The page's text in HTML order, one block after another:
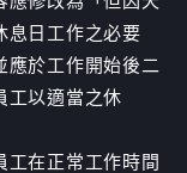
息日工作之必要
應於工作開始後二
工以適當之休
工在正常工作時間